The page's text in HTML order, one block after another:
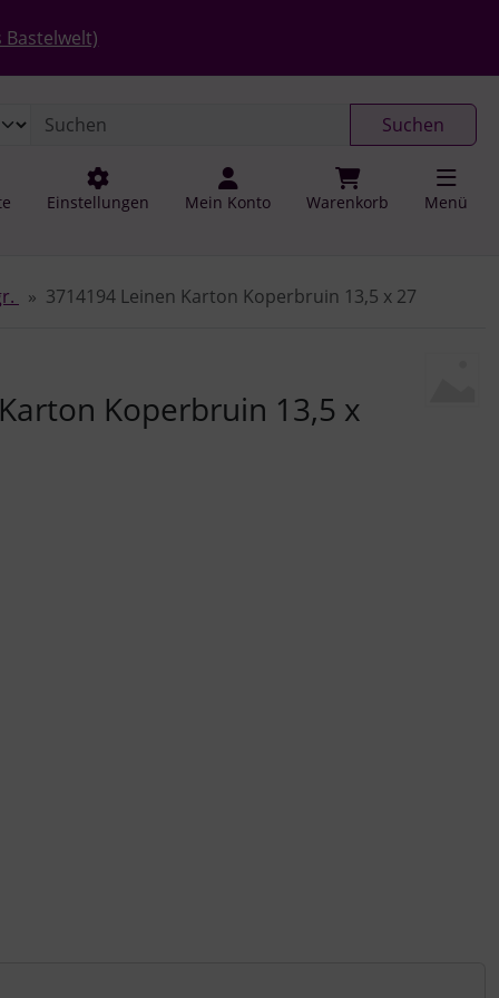
Bastelwelt)
Suchen
Einstellungen Mein Konto Warenkorb Menü
3714194 Leinen Karton Koperbruin 13,5 x 27
Koperbruin 13,5 x
Zum Vergrößern klicken Sie auf das Bild.